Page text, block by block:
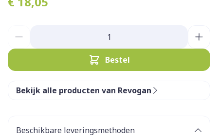
Bestel
Bekijk alle producten van Revogan
Beschikbare leveringsmethoden